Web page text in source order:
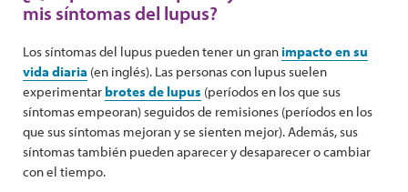
mis síntomas del lupus?
Los síntomas del lupus pueden tener un gran impacto en su
vida diaria (en inglés). Las personas con lupus suelen
experimentarbrotes de lupus (períodos en los que sus
síntomas empeoran) seguidos de remisiones (períodos en los
que sus síntomas mejoran y se sienten mejor). Además, sus
síntomas también pueden aparecer y desaparecer o cambiar
con el tiempo.